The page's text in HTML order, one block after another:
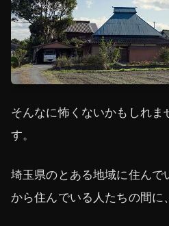
そんなに怖くないかもしれま
す。
埼玉県のとある地域に住んで
から住んでいる人たちの間に